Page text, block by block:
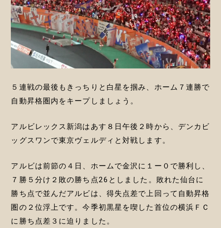
５連戦の最後もきっちりと白星を掴み、ホーム７連勝で
自動昇格圏内をキープしましょう。
アルビレックス新潟はあす８日午後２時から、デンカビ
ッグスワンで東京ヴェルディと対戦します。
アルビは前節の４日、ホームで金沢に１ー０で勝利し、
７勝５分け２敗の勝ち点26としました。敗れた仙台に
勝ち点で並んだアルビは、得失点差で上回って自動昇格
圏の２位浮上です。今季初黒星を喫した首位の横浜ＦＣ
に勝ち点差３に迫りました。